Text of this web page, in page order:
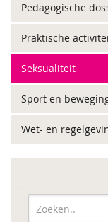
Pedagogische
Praktische
Seksualiteit
Sport en
Wet- en